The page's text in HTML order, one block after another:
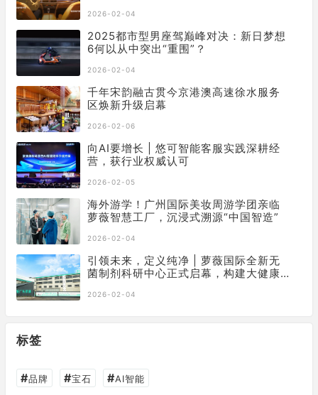
2026-02-04
2025都市型男座驾巅峰对决：新日梦想
6何以从中突出“重围”？
2026-02-04
千年宋韵融古贯今京港澳高速徐水服务
区焕新升级启幕
2026-02-06
向AI要增长 | 悠可智能客服实践深耕经
营，获行业权威认可
2026-02-05
海外游学！广州国际美妆周游学团亲临
萝薇智慧工厂，沉浸式溯源“中国智造”
2026-02-04
引领未来，定义纯净 | 萝薇国际全新无
菌制剂科研中心正式启幕，构建大健康
2026-02-04
标签
#品牌 #宝石 #AI智能